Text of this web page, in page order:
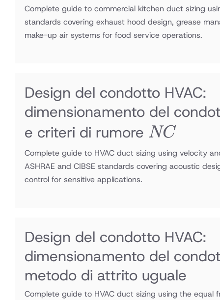
Complete guide to commercial kitchen duct sizing
standards covering exhaust hood design, grease
make-up air systems for food service operations.
Design del condotto HVAC:
dimensionamento del
e criteri di rumore NC
NC
Complete guide to HVAC duct sizing using velocity
ASHRAE and CIBSE standards covering acoustic
control for sensitive applications.
Design del condotto HVAC:
dimensionamento del
metodo di attrito uguale
Complete guide to HVAC duct sizing using the equal